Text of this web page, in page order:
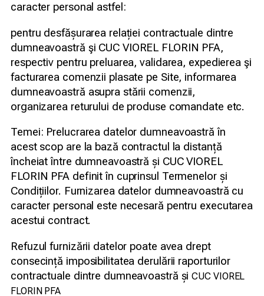
caracter personal astfel:
pentru desfășurarea relației contractuale dintre
dumneavoastră şi CUC VIOREL FLORIN PFA,
respectiv pentru preluarea, validarea, expedierea şi
facturarea comenzii plasate pe Site, informarea
dumneavoastră asupra stării comenzii,
organizarea returului de produse comandate etc.
Temei: Prelucrarea datelor dumneavoastră în
acest scop are la bază contractul la distanță
încheiat între dumneavoastră și CUC VIOREL
FLORIN PFA definit în cuprinsul Termenelor și
Condițiilor. Furnizarea datelor dumneavoastră cu
caracter personal este necesară pentru executarea
acestui contract.
Refuzul furnizării datelor poate avea drept
consecință imposibilitatea derulării raporturilor
contractuale dintre dumneavoastră șiCUC VIOREL
FLORIN PFA